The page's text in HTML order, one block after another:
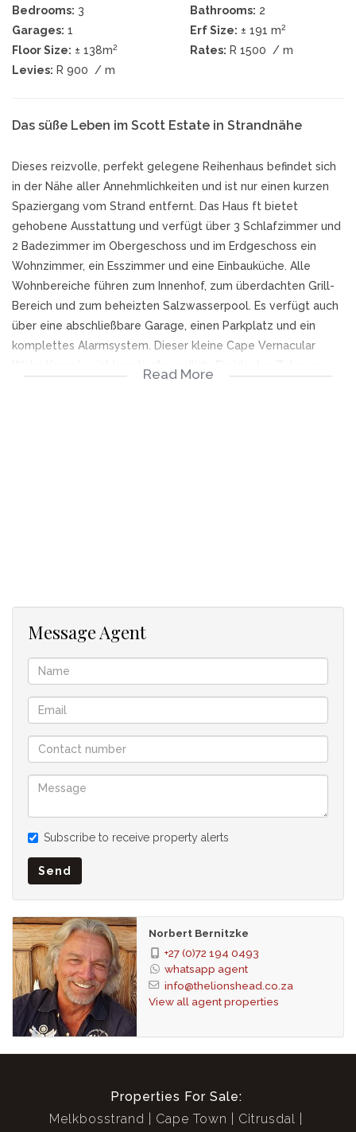
Bedrooms: 3 Bathrooms: 2
Garages: 1 Erf Size: ± 191 m2
Floor Size: ± 138m2 Rates: R 1500
/ m
Levies: R 900 / m
Das süße Leben im Scott Estate in Strandnähe
Dieses reizvolle, perfekt gelegene Reihenhaus befindet sich
in der Nähe aller Annehmlichkeiten und ist nur einen kurzen
Spaziergang vom Strand entfernt. Das Haus ft bietet
gehobene Ausstattung und verfügt über 3 Schlafzimmer und
2 Badezimmer im Obergeschoss und im Erdgeschoss ein
Wohnzimmer, ein Esszimmer und eine Einbauküche. Alle
Wohnbereiche führen zum Innenhof, zum überdachten Grill-
Bereich und zum beheizten Salzwasserpool. Es verfügt auch
über eine abschließbare Garage, einen Parkplatz und ein
komplettes Alarmsystem. Dieser kleine Cape Vernacular
• Parken: 1
• Gärten: 1
Andere Eigenschaften:
• Sicherheit: Total umzäunt, elektrische Garage, elektrisches
Tor, Sicherheitstor, Alarmanlage, 24-Stunden-Zugang,
elektrische Zäune, Außenstrahler, Innenstrahler
• Besonderes Merkmal: Eingebauter Grill, Satelitenschüssel,
Markise, offenes Wohnen
Read More
Message Agent
Subscribe to receive property alerts
Send
Norbert Bernitzke
+27 (0)72 194 0493
whatsapp agent
info@thelionshead.co.za
View all agent properties
Properties For Sale:
Melkbosstrand
Cape Town Citrusdal